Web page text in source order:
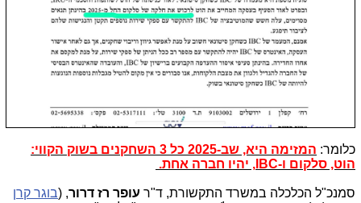
כלומר:
המזימה היא, שב-2025 כל 3 השחקנים בשוק הקווי:
הוט, סלקום ו-IBC, יהיו חברה אחת.
סמנכ"ל הכלכלה במשרד התקשורת, ד"ר עופר רז דרור,
(בוגר קרן